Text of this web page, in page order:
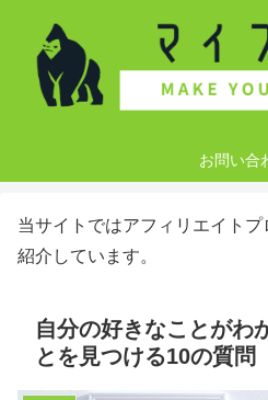
お問い合
当サイトではアフィリエイト
紹介しています。
自分の好きなことがわ
とを見つける10の質問